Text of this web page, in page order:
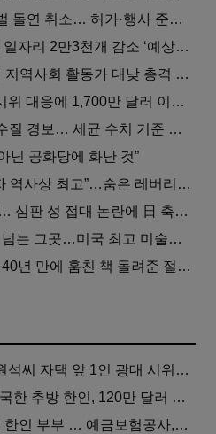
사상 첫 LA 재즈 페스티벌 돌연 취소… 허가·행사 준비 문제로 일정 변경
미 고용시장 급랭 … 7월 일자리 2만3천개 감소 ‘예상 밖 쇼크’
사우스 LA 하이드파크서 지역사회 활동가 대낮 총격 사망… 용의자 도주
지난해 LA 도심 반 ICE 시위 대응에 1,700만 달러 이상 지출… LAPD, 대규모 시위 대비 강화 필요
LA 카운티 일부 해변에 수질 경보… 세균 수치 기준 초과, 입수 자제 당부
닌 공화당에 화난 것”
JP모건 다이먼 “신용융자 역사상 최고”…숨은 레버리지 경고
“우리 심판 이름 나왔다”… 심판 성 접대 논란에 日 축구계 발칵
고대 유물부터 200만 점 넘는 그곳…미국 최고 미술관은?
‘사과 편지와 100달러’…40년 만에 훔친 책 돌려준 절도범
[화제] “내 돈 갚아라” 김원석씨 자택 앞 1인 광대 시위 … 한인 투자사, “108만 달러 못받아”
위조여권으로 미국 재입국한 추방 한인, 120만 달러 은행 사기 행각
’10억 빚’ 안갚고 미국 온 한인 부부 … 예금보험공사, 미국서 소송